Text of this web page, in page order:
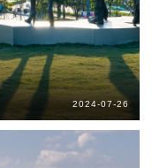
2024-07-26